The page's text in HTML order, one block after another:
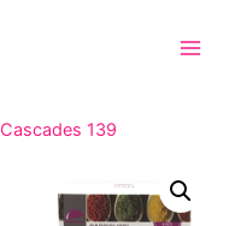
Cascades 139